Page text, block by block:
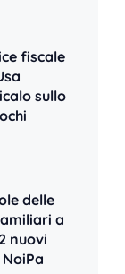
fiscale
sullo
delle
a
nuovi